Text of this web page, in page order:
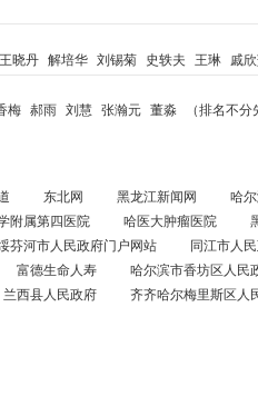
王晓丹 解培华 刘锡菊 史轶夫 王琳 戚
梅 郝雨 刘慧 张瀚元 董淼 （排名不
东北网 黑龙江新闻网
哈
附属第四医院 哈医大肿瘤医院
芬河市人民政府门户网站
同江市人
富德生命人寿
哈尔滨市香坊区人民
兰西县人民政府 齐齐哈尔梅里斯区人